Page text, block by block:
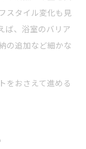
スタイル変化も見
ば、浴室のバリア
の追加など細かな
をおさえて進める